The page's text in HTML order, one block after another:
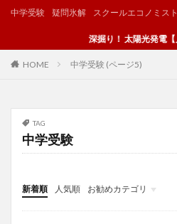
中学受験 疑問氷解 スクールエコノミス
深掘り！ 太陽光発電【月
HOME 中学受験 (ページ5)
TAG
中学受験
新着順 人気順
お勧めカテゴリ
投稿
学び
マンガ
電子書籍